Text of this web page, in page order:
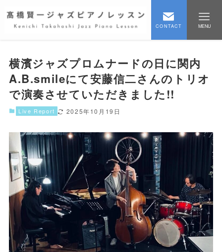
CONTACT MENU
横濱ジャズプロムナードの日に関内
A.B.smileにて安藤信二さんのトリオ
で演奏させていただきました!!
Live Report 2025年10月19日